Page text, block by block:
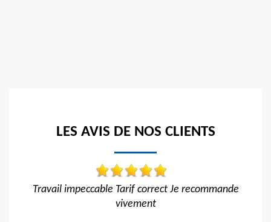
LES AVIS DE NOS CLIENTS
Je recommande
Travail impeccable